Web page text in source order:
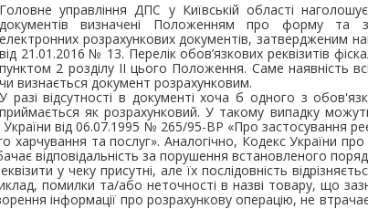
Головне управління ДПС у Київській області
документів визначені Положенням про форму та
електронних розрахункових документів, затвердженим
від 21.01.2016 № 13. Перелік обов’язкових реквізитів
пунктом 2 розділу ІІ цього Положення. Саме наявність
чи визнається документ розрахунковим.
У разі відсутності в документі хоча б одного з
приймається як розрахунковий. У такому випадку
України від 06.07.1995 № 265/95-ВР «Про застосування
харчування та послуг». Аналогічно, Кодекс України
відповідальність за порушення встановленого
у чеку присутні, але їх послідовність
помилки та/або неточності в назві товару, що
інформації про розрахункову операцію, не